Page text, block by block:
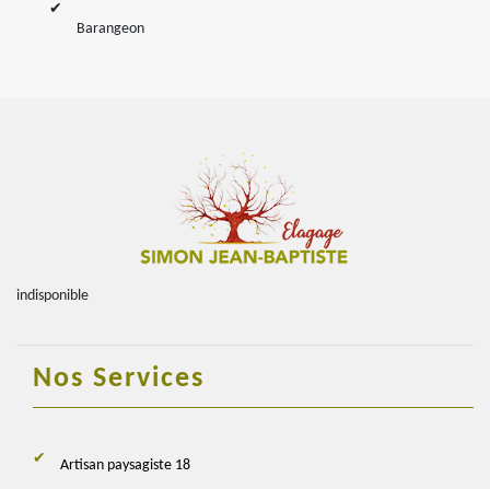
Barangeon
indisponible
Nos Services
Artisan paysagiste 18